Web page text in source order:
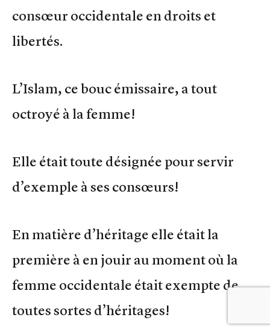
consœur occidentale en droits et
libertés.
L’Islam, ce bouc émissaire, a tout
octroyé à la femme!
Elle était toute désignée pour servir
d’exemple à ses consœurs!
En matière d’héritage elle était la
première à en jouir au moment où la
femme occidentale était exempte de
toutes sortes d’héritages!